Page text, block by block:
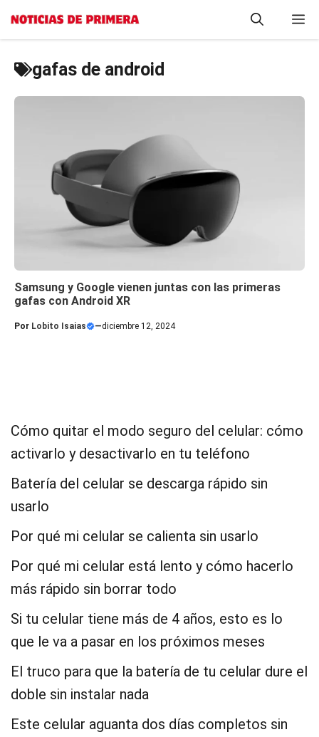
Saltar
gafas de android
Samsung y Google vienen juntas con las primeras
gafas con Android XR
Por Lobito Isaias —diciembre 12, 2024
Cómo quitar el modo seguro del celular: cómo
activarlo y desactivarlo en tu teléfono
Batería del celular se descarga rápido sin
usarlo
Por qué mi celular se calienta sin usarlo
Por qué mi celular está lento y cómo hacerlo
más rápido sin borrar todo
Si tu celular tiene más de 4 años, esto es lo
que le va a pasar en los próximos meses
El truco para que la batería de tu celular dure el
doble sin instalar nada
Este celular aguanta dos días completos sin